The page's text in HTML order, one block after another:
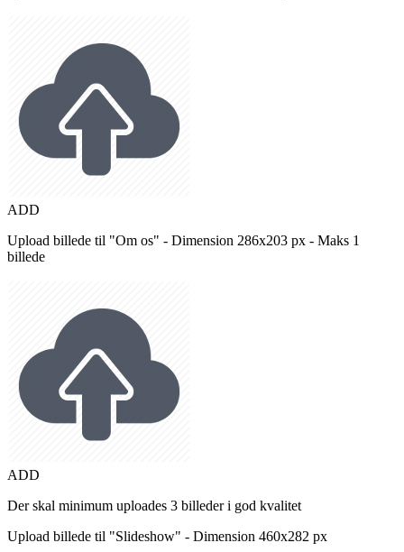
ADD
Upload billede til "Om os" - Dimension 286x203 px - Maks 1
billede
ADD
Der skal minimum uploades 3 billeder i god kvalitet
Upload billede til "Slideshow" - Dimension 460x282 px